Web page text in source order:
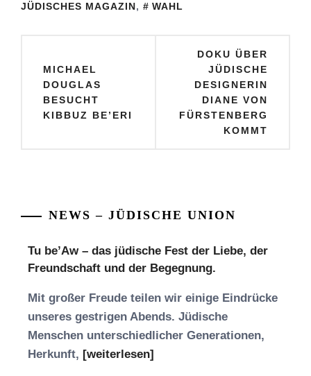
JÜDISCHES MAGAZIN, WAHL
MICHAEL
DOUGLAS
BESUCHT
KIBBUZ BE’ERI
DOKU ÜBER
JÜDISCHE
DESIGNERIN
DIANE VON
FÜRSTENBERG
KOMMT
NEWS – JÜDISCHE UNION
Tu be’Aw – das jüdische Fest der Liebe, der
Freundschaft und der Begegnung.
Mit großer Freude teilen wir einige Eindrücke
unseres gestrigen Abends. Jüdische
Menschen unterschiedlicher Generationen,
Herkunft, [weiterlesen]